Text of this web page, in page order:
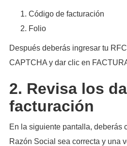
Código de facturación
Folio
Después deberás ingresar tu
CAPTCHA y dar clic en
2. Revisa los
facturación
En la siguiente pantalla, deberás
Razón Social sea correcta y una